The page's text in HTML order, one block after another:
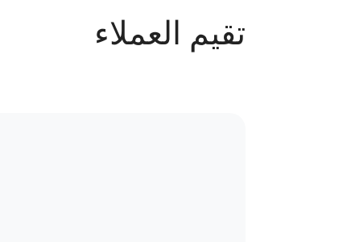
عدد الحجوزات
تقيم العملاء